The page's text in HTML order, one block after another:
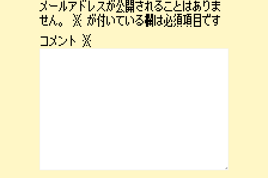
メールアドレスが公開されることはありま
せん。
※ が付いている欄は必須項目です
コメント ※